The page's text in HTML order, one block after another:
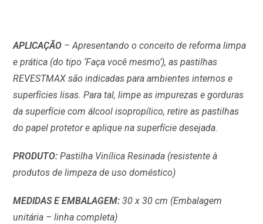
APLICAÇÃO – Apresentando o conceito de reforma limpa
e prática (do tipo ‘Faça você mesmo’), as pastilhas
REVESTMAX são indicadas para ambientes internos e
superfícies lisas. Para tal, limpe as impurezas e gorduras
da superfície com álcool isopropílico, retire as pastilhas
do papel protetor e aplique na superfície desejada.
PRODUTO: Pastilha Vinílica Resinada (resistente à
produtos de limpeza de uso doméstico)
MEDIDAS E EMBALAGEM:30 x 30 cm (Embalagem
unitária – linha completa)